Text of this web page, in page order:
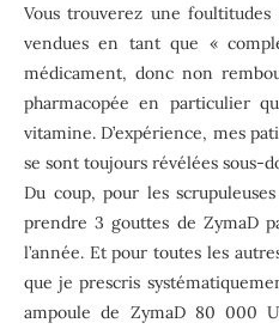
Vous trouverez une
vendues en tant que «
médicament, donc non
pharmacopée en particulier
vitamine. D’expérience, mes
se sont toujours révélées sous-
Du coup, pour les
prendre 3 gouttes de ZymaD
l’année. Et pour toutes les
que je prescris
ampoule de ZymaD 80 000